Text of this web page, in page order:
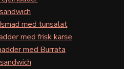
med tunsalat
med frisk karse
med Burrata